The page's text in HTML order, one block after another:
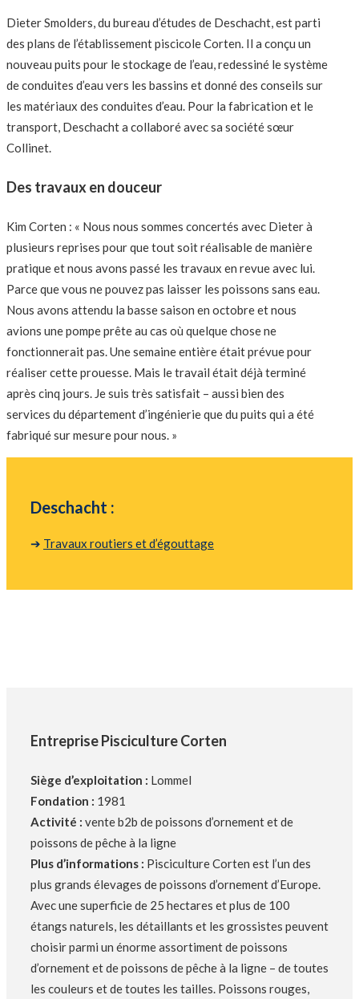
Dieter Smolders, du bureau d’études de Deschacht, est parti
des plans de l’établissement piscicole Corten. Il a conçu un
nouveau puits pour le stockage de l’eau, redessiné le système
de conduites d’eau vers les bassins et donné des conseils sur
les matériaux des conduites d’eau. Pour la fabrication et le
transport, Deschacht a collaboré avec sa société sœur
Collinet.
Des travaux en douceur
Kim Corten : « Nous nous sommes concertés avec Dieter à
plusieurs reprises pour que tout soit réalisable de manière
pratique et nous avons passé les travaux en revue avec lui.
Parce que vous ne pouvez pas laisser les poissons sans eau.
Nous avons attendu la basse saison en octobre et nous
avions une pompe prête au cas où quelque chose ne
fonctionnerait pas. Une semaine entière était prévue pour
réaliser cette prouesse. Mais le travail était déjà terminé
après cinq jours. Je suis très satisfait – aussi bien des
services du département d’ingénierie que du puits qui a été
fabriqué sur mesure pour nous. »
Deschacht :
➔ Travaux routiers et d’égouttage
Entreprise Pisciculture Corten
Siège d’exploitation : Lommel
Fondation : 1981
Activité : vente b2b de poissons d’ornement et de
poissons de pêche à la ligne
Plus d’informations : Pisciculture Corten est l’un des
plus grands élevages de poissons d’ornement d’Europe.
Avec une superficie de 25 hectares et plus de 100
étangs naturels, les détaillants et les grossistes peuvent
choisir parmi un énorme assortiment de poissons
d’ornement et de poissons de pêche à la ligne – de toutes
les couleurs et de toutes les tailles. Poissons rouges,